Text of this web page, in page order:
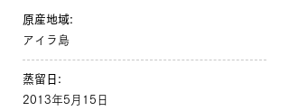
原産地域:
アイラ島
蒸留日:
2013年5月15日